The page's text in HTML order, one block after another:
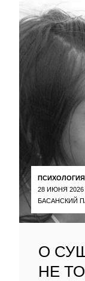
28 ИЮНЯ 2026
БАСАНСКИЙ
О
НЕ